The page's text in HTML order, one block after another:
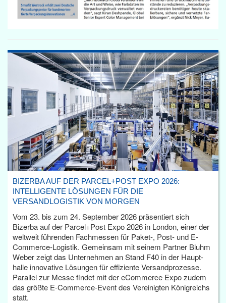
BIZERBA AUF DER PARCEL+POST EXPO 2026:
INTELLIGENTE LÖSUNGEN FÜR DIE
VERSANDLOGISTIK VON MORGEN
Vom 23. bis zum 24. September 2026 präsentiert sich
Bizerba auf der Parcel+Post Expo 2026 in London, einer der
weltweit führenden Fachmessen für Paket-, Post- und E-
Commerce-Logistik. Gemeinsam mit seinem Partner Bluhm
Weber zeigt das Unternehmen an Stand F40 in der Haupt­
halle innovative Lösungen für effiziente Versandprozesse.
Parallel zur Messe findet mit der eCommerce Expo zudem
das größte E-Commerce-Event des Vereinigten Königreichs
statt.